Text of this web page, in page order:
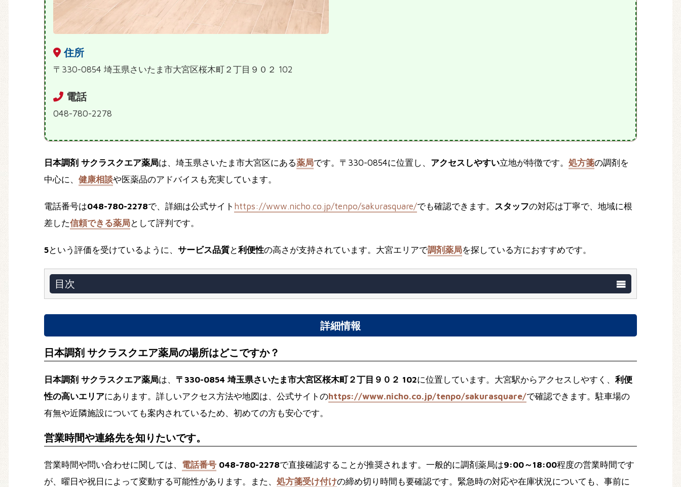
住所
〒330-0854 埼玉県さいたま市大宮区桜木町２丁目９０２ 102
電話
048-780-2278
日本調剤 サクラスクエア薬局は、埼玉県さいたま市大宮区にある薬局です。〒330-0854に位置し、 アクセスしやすい立地が特徴です。 処方箋の調剤を
中心に、 健康相談や医薬品のアドバイスも充実しています。
電話番号は048-780-2278で、詳細は公式サイト https://www.nicho.co.jp/tenpo/sakurasquare/でも確認できます。 スタッフの対応は丁寧で、地域に根
差した信頼できる薬局として評判です。
5という評価を受けているように、 サービス品質と利便性の高さが支持されています。大宮エリアで調剤薬局を探している方におすすめです。
目次
詳細情報
日本調剤 サクラスクエア薬局の場所はどこですか？
日本調剤 サクラスクエア薬局は、 〒330-0854 埼玉県さいたま市大宮区桜木町２丁目９０２ 102に位置しています。大宮駅からアクセスしやすく、 利便
性の高いエリアにあります。詳しいアクセス方法や地図は、公式サイトのhttps://www.nicho.co.jp/tenpo/sakurasquare/で確認できます。駐車場の
有無や近隣施設についても案内されているため、初めての方も安心です。
営業時間や連絡先を知りたいです。
営業時間や問い合わせに関しては、 電話番号 048-780-2278で直接確認することが推奨されます。一般的に調剤薬局は9:00～18:00程度の営業時間です
が、曜日や祝日によって変動する可能性があります。また、 処方箋受け付けの締め切り時間も要確認です。緊急時の対応や在庫状況についても、事前に